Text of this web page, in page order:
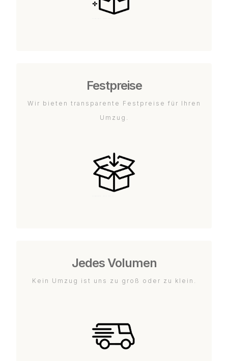
Festpreise
Wir bieten transparente Festpreise für Ihren
Umzug.
Jedes Volumen
Kein Umzug ist uns zu groß oder zu klein.